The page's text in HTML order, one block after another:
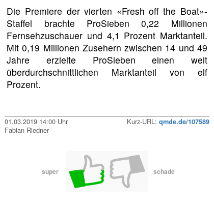
Die Premiere der vierten «Fresh off the Boat»-
Staffel brachte ProSieben 0,22 Millionen
Fernsehzuschauer und 4,1 Prozent Marktanteil.
Mit 0,19 Millionen Zusehern zwischen 14 und 49
Jahre erzielte ProSieben einen weit
überdurchschnittlichen Marktanteil von elf
Prozent.
01.03.2019 14:00 Uhr Kurz-URL: qmde.de/107589
Fabian Riedner
super schade